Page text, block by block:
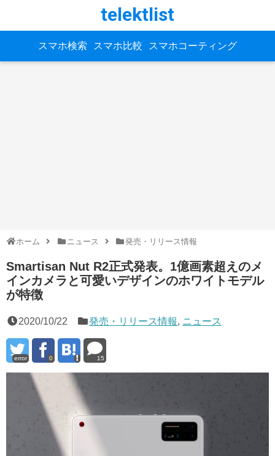
telektlist
スマホ検索 スマホ比較 スマホコーティング
ホーム ニュース 発売・リリース情報
Smartisan Nut R2正式発表。1億画素超えのメ
インカメラと可愛いデザインのホワイトモデル
が特徴
2020/10/22 発売・リリース情報, ニュース
error 0 15